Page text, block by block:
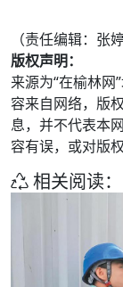
（责任编辑：张婷
版权声明：
来源为“在榆林
容来自网络，版
息，并不代表本
容有误，或对版
相关阅读：